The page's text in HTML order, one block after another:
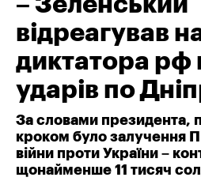
відреагував
диктатора
ударів по
За словами президента,
кроком було залучення
війни проти України –
щонайменше 11 тисяч